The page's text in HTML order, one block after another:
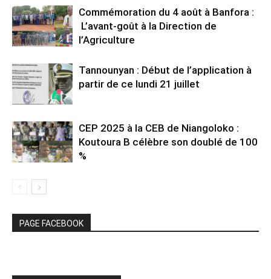
Commémoration du 4 août à Banfora :
L’avant-goût à la Direction de
l’Agriculture
Tannounyan : Début de l’application à
partir de ce lundi 21 juillet
CEP 2025 à la CEB de Niangoloko :
Koutoura B célèbre son doublé de 100
%
PAGE FACEBOOK